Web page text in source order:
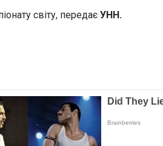
світу, передає УНН.